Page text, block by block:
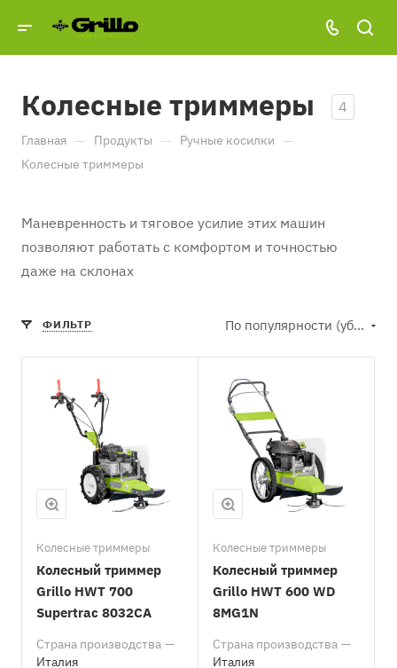
Колесные триммеры 4
Главная — Продукты — Ручные косилки —
Колесные триммеры
Маневренность и тяговое усилие этих машин
позволяют работать с комфортом и точностью
даже на склонах
ФИЛЬТР По популярности (убывание)
Колесные триммеры
Колесный триммер
Grillo HWT 700
Supertrac 8032CA
Страна производства —
Италия
Колесные триммеры
Колесный триммер
Grillo HWT 600 WD
8MG1N
Страна производства —
Италия